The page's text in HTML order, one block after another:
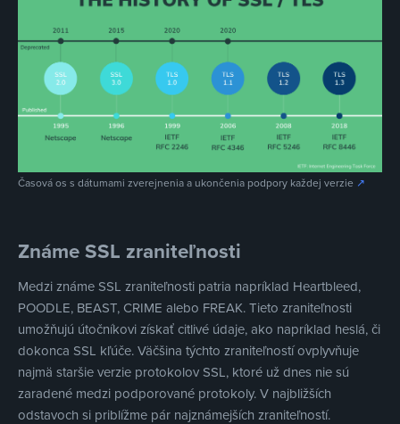
Časová os s dátumami zverejnenia a ukončenia podpory každej verzie ↗
Známe SSL zraniteľnosti
Medzi známe SSL zraniteľnosti patria napríklad Heartbleed,
POODLE, BEAST, CRIME alebo FREAK. Tieto zraniteľnosti
umožňujú útočníkovi získať citlivé údaje, ako napríklad heslá, či
dokonca SSL kľúče. Väčšina týchto zraniteľností ovplyvňuje
najmä staršie verzie protokolov SSL, ktoré už dnes nie sú
zaradené medzi podporované protokoly. V najbližších
odstavoch si priblížme pár najznámejších zraniteľností.